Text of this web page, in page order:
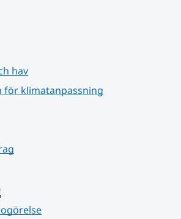
hav
för klimatanpassning